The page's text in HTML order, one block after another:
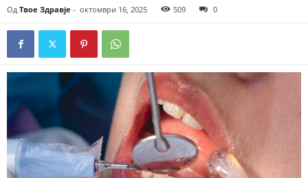
Од Твое Здравје - октомври 16, 2025 509 0